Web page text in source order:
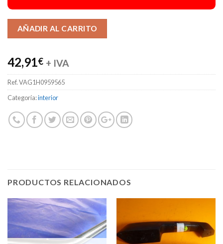
AÑADIR AL CARRITO
42,91€ + IVA
Ref.VAG1H0959565
Categoría:interior
PRODUCTOS RELACIONADOS